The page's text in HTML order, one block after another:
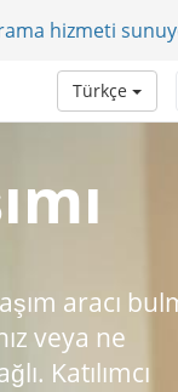
hizmeti
Türkçe
aracı
veya ne
Katılımcı